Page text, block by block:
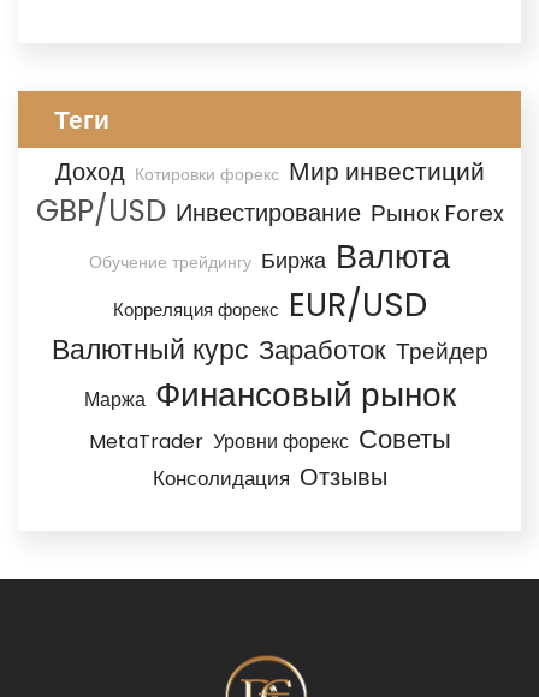
Теги
Доход Котировки форекс Мир инвестиций
GBP/USD Инвестирование Рынок Forex
Обучение трейдингу Биржа Валюта
Корреляция форекс EUR/USD
Валютный курс Заработок Трейдер
Маржа Финансовый рынок
MetaTrader Уровни форекс Советы
Консолидация Отзывы